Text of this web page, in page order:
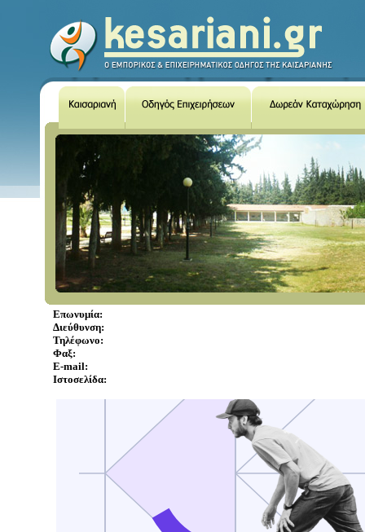
Επωνυμία:
Διεύθυνση:
Τηλέφωνο:
Φαξ:
E-mail:
Ιστοσελίδα: